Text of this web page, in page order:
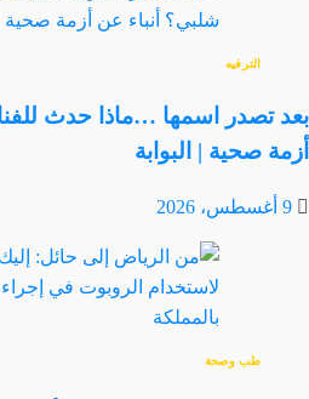
الترفيه
بعد تصدر اسمها …ماذا حدث
أزمة صحية | البوابة
9 أغسطس، 2026
طب وصحة